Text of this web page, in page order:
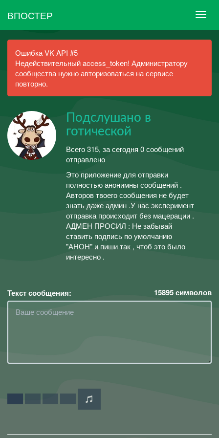
ВПОСТЕР
Ошибка VK API #5
Недействительный access_token! Администратору
сообщества нужно авторизоваться на сервисе
повторно.
Подслушано в
готической
Всего 315, за сегодня 0 сообщений
отправлено
Это приложение для отправки
полностью анонимны сообщений .
Авторов твоего сообщения не будет
знать даже админ .У нас эксперимент
отправка происходит без мацерации .
АДМЕН ПРОСИЛ : Не забывай
ставить подпись по умолчанию
"АНОН" и пиши так , чтоб это было
интересно .
Текст сообщения: 15895символов